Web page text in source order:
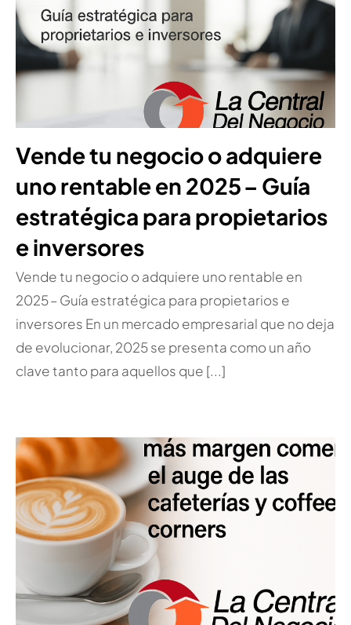
Vende tu negocio o adquiere
uno rentable en 2025 – Guía
estratégica para propietarios
e inversores
Vende tu negocio o adquiere uno rentable en
2025 – Guía estratégica para propietarios e
inversores En un mercado empresarial que no deja
de evolucionar, 2025 se presenta como un año
clave tanto para aquellos que [...]